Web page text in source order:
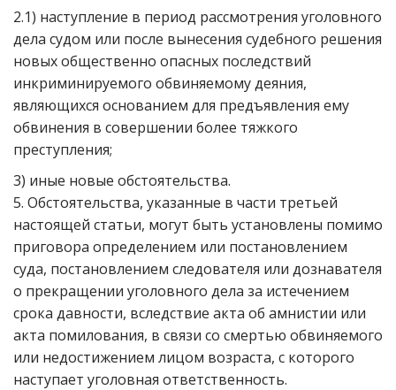
2.1) наступление в период рассмотрения уголовного
дела судом или после вынесения судебного решения
новых общественно опасных последствий
инкриминируемого обвиняемому деяния,
являющихся основанием для предъявления ему
обвинения в совершении более тяжкого
преступления;
3) иные новые обстоятельства.
5. Обстоятельства, указанные в части третьей
настоящей статьи, могут быть установлены помимо
приговора определением или постановлением
суда, постановлением следователя или дознавателя
о прекращении уголовного дела за истечением
срока давности, вследствие акта об амнистии или
акта помилования, в связи со смертью обвиняемого
или недостижением лицом возраста, с которого
наступает уголовная ответственность.